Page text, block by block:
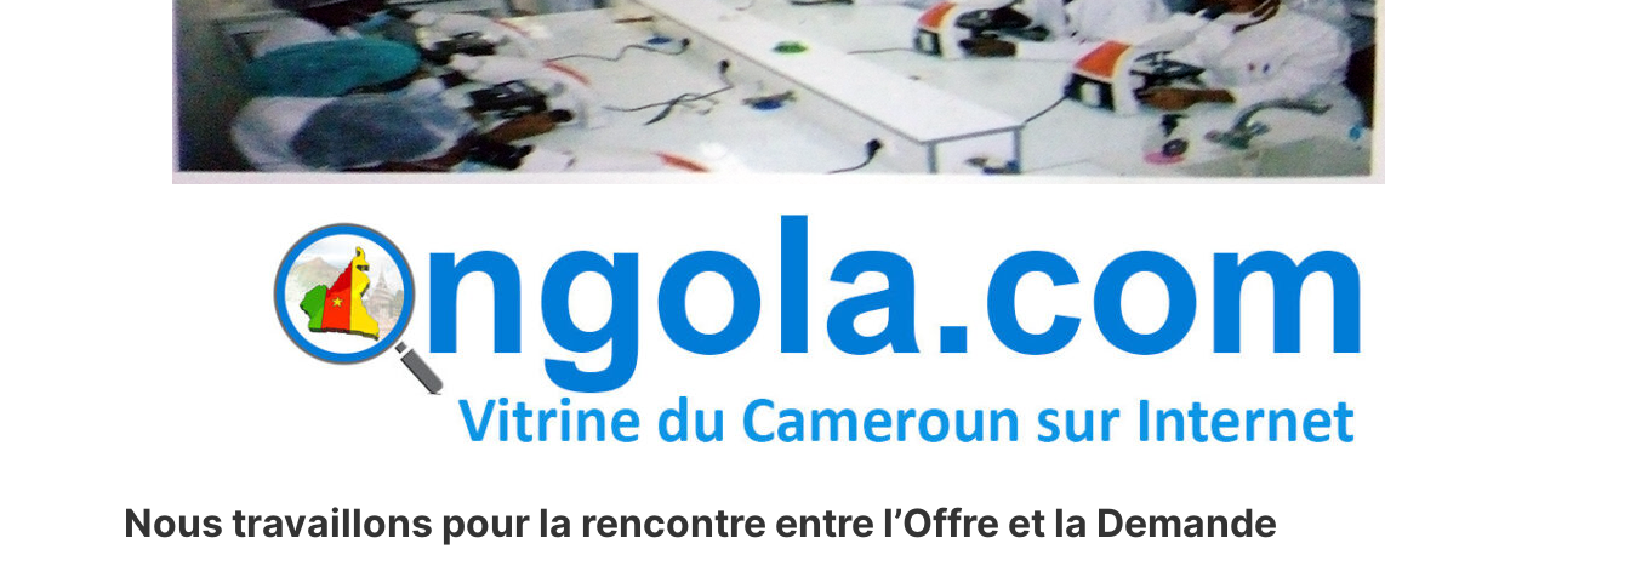
Nous travaillons pour la rencontre entre l’Offre et la Demande